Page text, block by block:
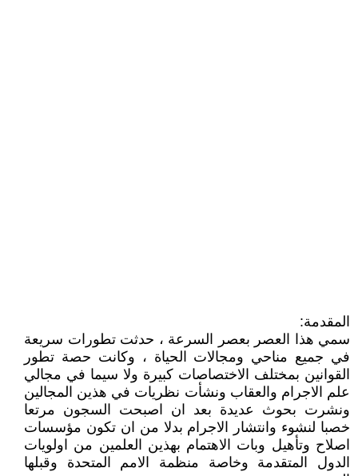
المقدمة:
سمي هذا العصر بعصر السرعة ، حدثت تطورات سريعة
في جميع مناحي ومجالات الحياة ، وكانت حصة تطور
القوانين بمختلف الاختصاصات كبيرة ولا سيما في مجالي
علم الاجرام والعقاب ونشأت نظريات في هذين المجالين
ونشرت بحوث عديدة بعد ان اصبحت السجون مرتعا
خصبا لنشوء وانتشار الاجرام بدلا من ان تكون مؤسسات
اصلاح وتأهيل وبات الاهتمام بهذين العلمين من اولويات
الدول المتقدمة وخاصة منظمة الامم المتحدة وقبلها